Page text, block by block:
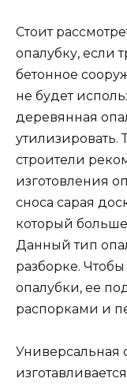
Стоит
опалубку, если
бетонное
не будет
деревянная
утилизировать.
строители
изготовления
сноса сарая
который
Данный тип
разборке.
опалубки, ее
распорками и
Универсальная